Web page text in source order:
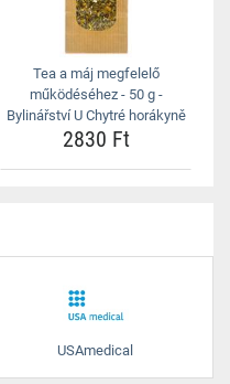
Tea a máj megfelelő
működéséhez - 50 g -
Bylinářství U Chytré horákyně
2830 Ft
USAmedical